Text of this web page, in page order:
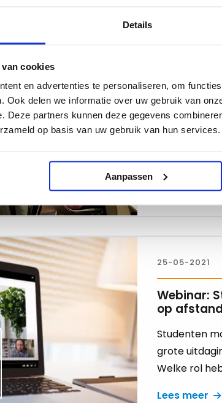
Details
cookies
en advertenties te personaliseren, om
Ook delen we informatie over uw gebruik van
Deze partners kunnen deze gegevens
op basis van uw gebruik van hun services.
Aanpassen
Onderwijs
AI verandert
leuker en
Lees meer
25-05-2021
Webinar:
op
Studenten
grote
Welke rol
Lees meer